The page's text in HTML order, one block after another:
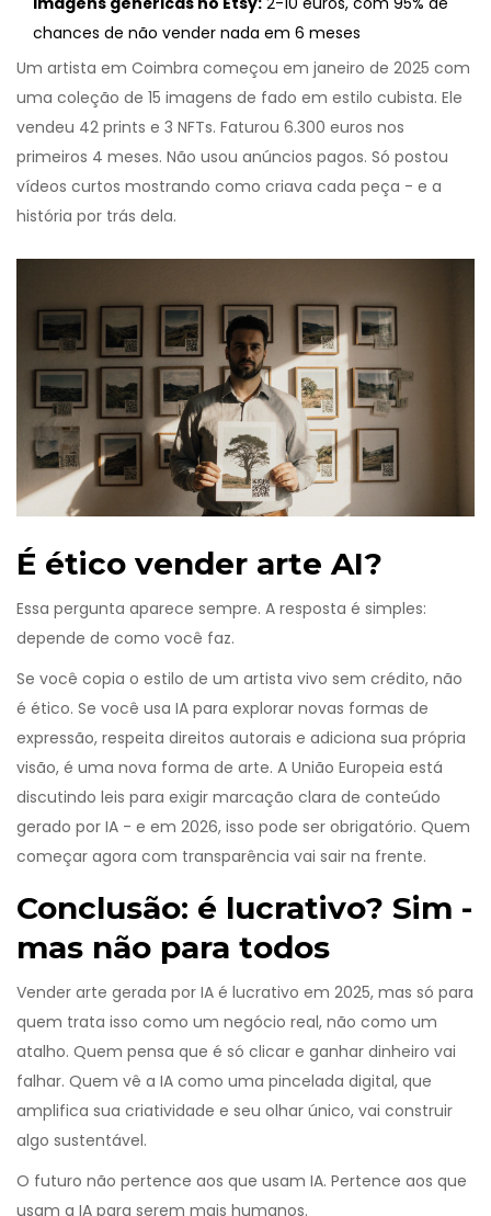
chances de não vender nada em 6 meses
Um artista em Coimbra começou em janeiro de 2025 com
uma coleção de 15 imagens de fado em estilo cubista. Ele
vendeu 42 prints e 3 NFTs. Faturou 6.300 euros nos
primeiros 4 meses. Não usou anúncios pagos. Só postou
vídeos curtos mostrando como criava cada peça - e a
história por trás dela.
É ético vender arte AI?
Essa pergunta aparece sempre. A resposta é simples:
depende de como você faz.
Se você copia o estilo de um artista vivo sem crédito, não
é ético. Se você usa IA para explorar novas formas de
expressão, respeita direitos autorais e adiciona sua própria
visão, é uma nova forma de arte. A União Europeia está
discutindo leis para exigir marcação clara de conteúdo
gerado por IA - e em 2026, isso pode ser obrigatório. Quem
começar agora com transparência vai sair na frente.
Conclusão: é lucrativo? Sim -
mas não para todos
Vender arte gerada por IA é lucrativo em 2025, mas só para
quem trata isso como um negócio real, não como um
atalho. Quem pensa que é só clicar e ganhar dinheiro vai
falhar. Quem vê a IA como uma pincelada digital, que
amplifica sua criatividade e seu olhar único, vai construir
algo sustentável.
O futuro não pertence aos que usam IA. Pertence aos que
usam a IA para serem mais humanos.